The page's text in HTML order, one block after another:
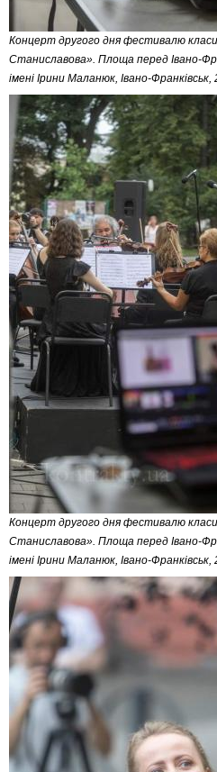
Концерт другого дня фестивалю
Станиславова». Площа перед Івано-
імені Ірини Маланюк, Івано-
Концерт другого дня фестивалю
Станиславова». Площа перед Івано-
імені Ірини Маланюк, Івано-